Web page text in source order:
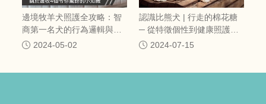
邊境牧羊犬照護全攻略：智
商第一名犬的行為邏輯與精
準營養管理
2024-05-02
認識比熊犬 | 行走的棉花糖
─ 從特徵個性到健康照護一
次搞定2024-07-15